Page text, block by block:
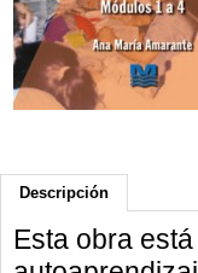
Descripción
Esta obra